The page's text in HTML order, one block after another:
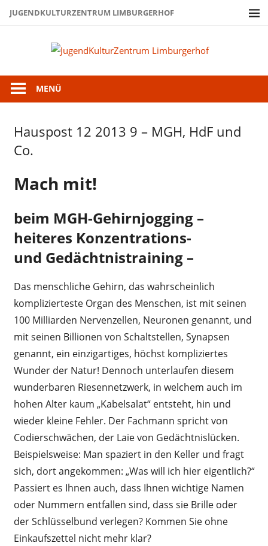
ZumJUGENDKULTURZENTRUM LIMBURGERHOF
MENÜ
Hauspost
12-2013
Hauspost 12 2013 9 – MGH, HdF und
Co.
Mach mit!
beim MGH-Gehirnjogging –
heiteres Konzentrations-
und Gedächtnistraining –
Das menschliche Gehirn, das wahrscheinlich
komplizierteste Organ des Menschen, ist mit seinen
100 Milliarden Nervenzellen, Neuronen genannt, und
mit seinen Billionen von Schaltstellen, Synapsen
genannt, ein einzigartiges, höchst kompliziertes
Wunder der Natur! Dennoch unterlaufen diesem
wunderbaren Riesennetzwerk, in welchem auch im
hohen Alter kaum „Kabelsalat“ entsteht, hin und
wieder kleine Fehler. Der Fachmann spricht von
Codierschwächen, der Laie von Gedächtnislücken.
Beispielsweise: Man spaziert in den Keller und fragt
sich, dort angekommen: „Was will ich hier eigentlich?“
Passiert es Ihnen auch, dass Ihnen wichtige Namen
oder Nummern entfallen sind, dass sie Brille oder
der Schlüsselbund verlegen? Kommen Sie ohne
Einkaufszettel nicht mehr klar?